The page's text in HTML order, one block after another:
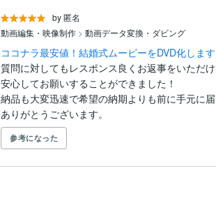
by 匿名
動画編集・映像制作 > 動画データ変換・ダビング
ココナラ最安値！結婚式ムービーをDVD化しま
質問に対してもレスポンス良くお返事をいただけ
安心してお願いすることができました！
納品も大変迅速で希望の納期よりも前に手元に届
ありがとうございます。
参考になった